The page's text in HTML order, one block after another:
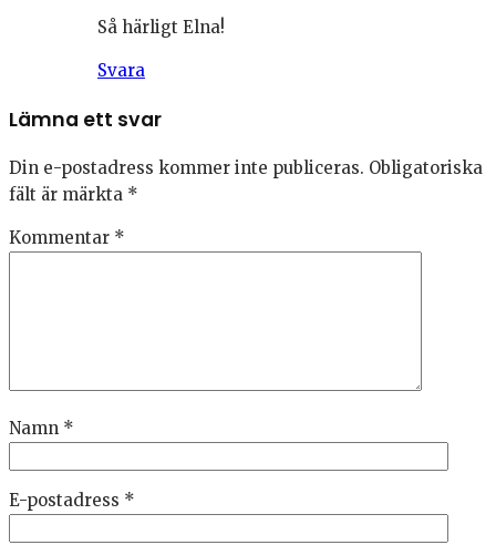
Så härligt Elna!
Svara
Lämna ett svar
Din e-postadress kommer inte publiceras. Obligatoriska
fält är märkta *
Kommentar *
Namn *
E-postadress *